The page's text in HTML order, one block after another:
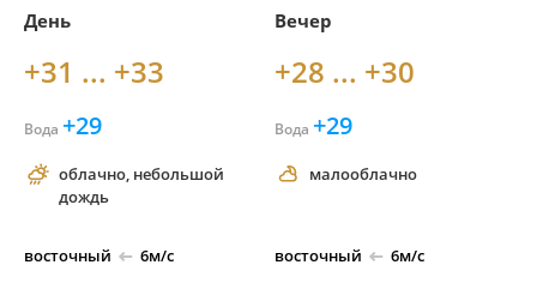
День
+31 ... +33
Вода +29
облачно, небольшой
дождь
восточный 6м/с
Вечер
+28 ... +30
Вода +29
малооблачно
восточный 6м/с